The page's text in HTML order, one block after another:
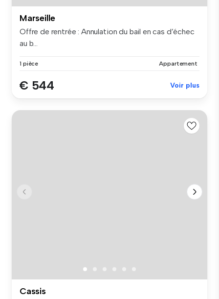
Marseille
Offre de rentrée : Annulation du bail en cas d’échec
au b...
1 pièce Appartement
€ 544 Voir plus
Cassis